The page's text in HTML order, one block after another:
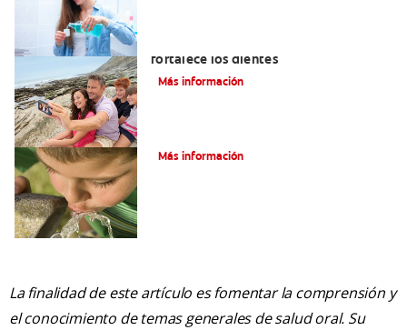
fortalece los dientes
Más información
Más información
La finalidad de este artículo es fomentar la comprensión y
el conocimiento de temas generales de salud oral. Su